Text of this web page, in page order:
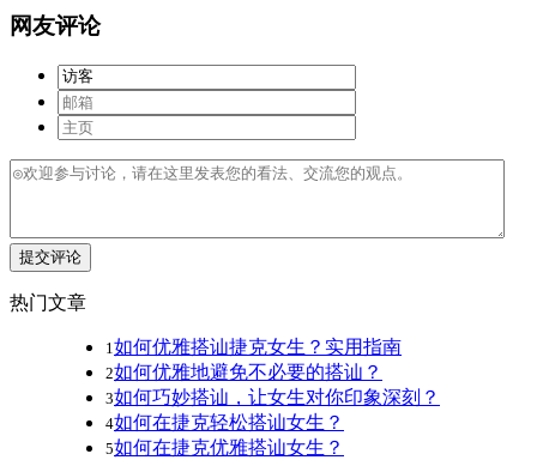
网友评论
提交评论
热门文章
1 如何优雅搭讪捷克女生？实用指南
2如何优雅地避免不必要的搭讪？
3如何巧妙搭讪，让女生对你印象深刻？
4如何在捷克轻松搭讪女生？
5如何在捷克优雅搭讪女生？